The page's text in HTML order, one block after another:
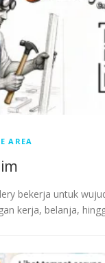
AREA
bekerja untuk
kerja, belanja,